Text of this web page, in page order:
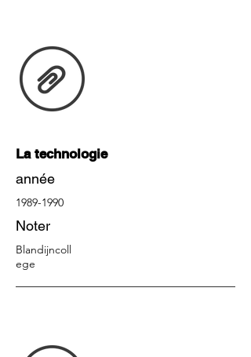
La technologie
année
1989-1990
Noter
Blandijncoll
ege